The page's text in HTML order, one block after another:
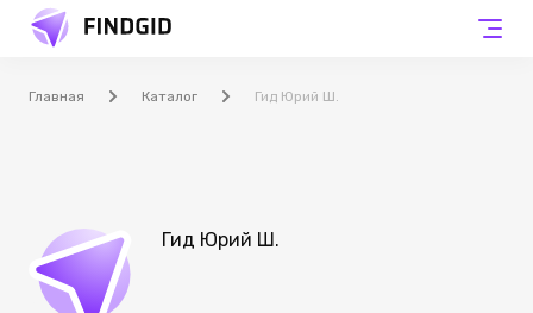
Главная Каталог Гид Юрий Ш.
Гид Юрий Ш.